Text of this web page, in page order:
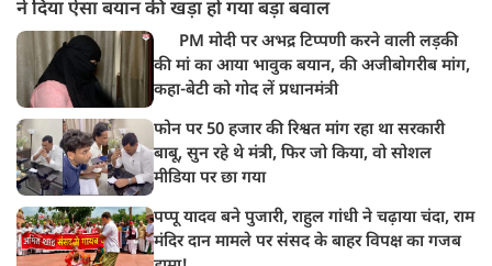
ने दिया ऐसा बयान की खड़ा हो गया बड़ा बवाल
की मां का आया भावुक बयान, की अजीबोगरीब मांग,
कहा-बेटी को गोद लें प्रधानमंत्री
फोन पर 50 हजार की रिश्वत मांग रहा था सरकारी
बाबू, सुन रहे थे मंत्री, फिर जो किया, वो सोशल
मीडिया पर छा गया
पप्पू यादव बने पुजारी, राहुल गांधी ने चढ़ाया चंदा, राम
मंदिर दान मामले पर संसद के बाहर विपक्ष का गजब